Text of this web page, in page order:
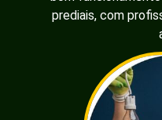
prediais, com